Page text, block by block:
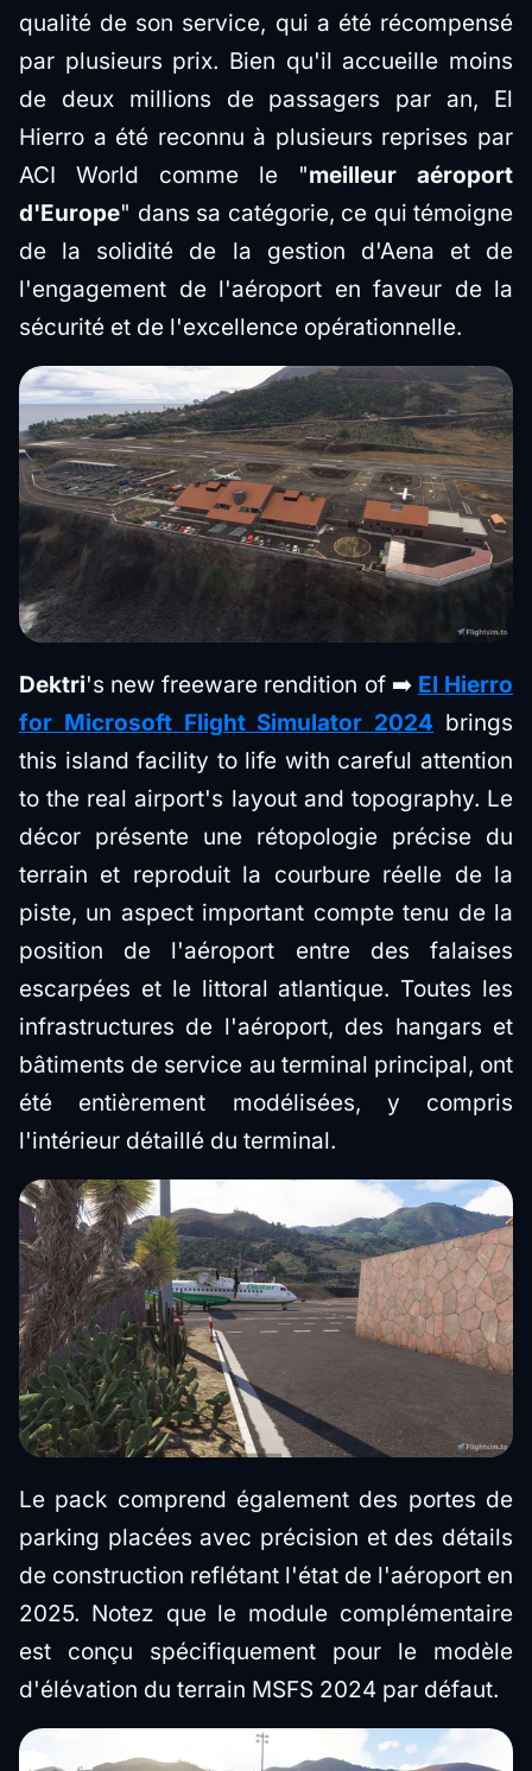
qualité de son service, qui a été récompensé
par plusieurs prix. Bien qu'il accueille moins
de deux millions de passagers par an, El
Hierro a été reconnu à plusieurs reprises par
ACI World comme le "meilleur aéroport
d'Europe" dans sa catégorie, ce qui témoigne
de la solidité de la gestion d'Aena et de
l'engagement de l'aéroport en faveur de la
sécurité et de l'excellence opérationnelle.
Dektri's new freeware rendition of ➡️ El Hierro
for Microsoft Flight Simulator 2024 brings
this island facility to life with careful attention
to the real airport's layout and topography. Le
décor présente une rétopologie précise du
terrain et reproduit la courbure réelle de la
piste, un aspect important compte tenu de la
position de l'aéroport entre des falaises
escarpées et le littoral atlantique. Toutes les
infrastructures de l'aéroport, des hangars et
bâtiments de service au terminal principal, ont
été entièrement modélisées, y compris
l'intérieur détaillé du terminal.
Le pack comprend également des portes de
parking placées avec précision et des détails
de construction reflétant l'état de l'aéroport en
2025. Notez que le module complémentaire
est conçu spécifiquement pour le modèle
d'élévation du terrain MSFS 2024 par défaut.